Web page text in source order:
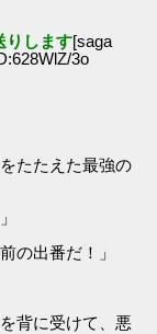
りします[saga
3o
たたえた最強の
の出番だ！」
背に受けて、悪